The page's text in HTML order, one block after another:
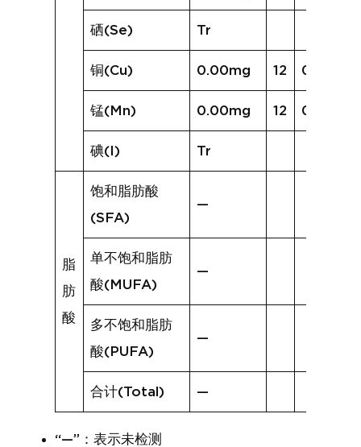
硒(Se) Tr
铜(Cu) 0.00mg 12 0.03mg
锰(Mn) 0.00mg 12 0.26mg
碘(I) Tr
脂
肪
酸
饱和脂肪酸
(SFA)
—
单不饱和脂肪
酸(MUFA)
—
多不饱和脂肪
酸(PUFA)
—
合计(Total) —
“—”：表示未检测